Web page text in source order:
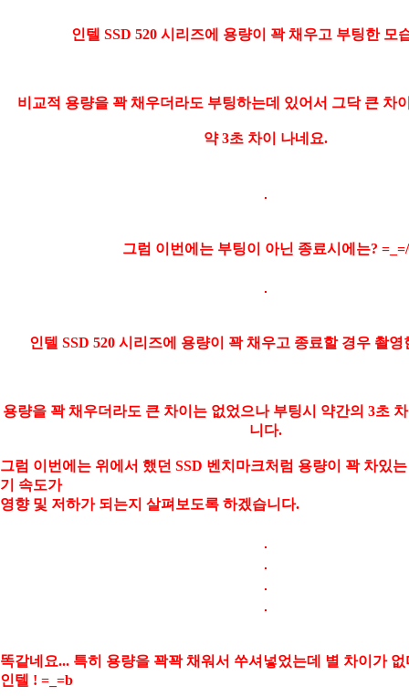
인텔 SSD 520 시리즈에 용량이 꽉 채우고 부팅한 모
비교적 용량을 꽉 채우더라도 부팅하는데 있어서 그닥 큰 차
약 3초 차이 나네요.
그럼 이번에는 부팅이 아닌 종료시에는? =_=/
인텔 SSD 520 시리즈에 용량이 꽉 채우고 종료할 경우 촬
용량을 꽉 채우더라도 큰 차이는 없었으나 부팅시 약간의 3초
니다.
그럼 이번에는 위에서 했던 SSD 벤치마크처럼 용량이 꽉 차있
기 속도가
영향 및 저하가 되는지 살펴보도록 하겠습니다.
똑같네요... 특히 용량을 꽉꽉 채워서 쑤셔넣었는데 별 차이가
인텔 ! =_=b